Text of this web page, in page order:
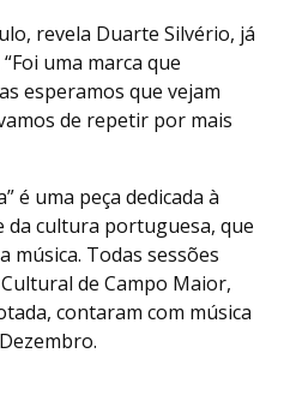
revela Duarte Silvério, já
uma marca que
esperamos que vejam
de repetir por mais
é uma peça dedicada à
da cultura portuguesa, que
música. Todas sessões
de Campo Maior,
contaram com música